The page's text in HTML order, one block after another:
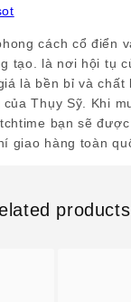
cách cổ điển
tạo. là nơi hội tụ
là bền bỉ và
Thụy Sỹ. Khi
bạn sẽ
giao hàng toàn
products